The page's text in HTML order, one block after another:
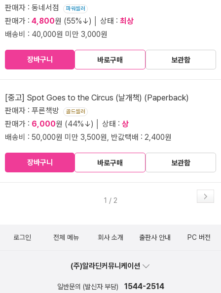
판매자 : 동네서점 파워셀러
판매가 : 4,800원 (55%↓) │ 상태 : 최상
배송비 : 40,000원 미만 3,000원
장바구니 바로구매 보관함
[중고] Spot Goes to the Circus (날개책) (Paperback)
판매자 : 푸른책방 골드셀러
판매가 : 6,000원 (44%↓) │ 상태 : 상
배송비 : 50,000원 미만 3,500원, 반값택배 : 2,400원
장바구니 바로구매 보관함
1 / 2
로그인 전체 메뉴 회사 소개 출판사 안내 PC 버전
(주)알라딘커뮤니케이션
일반문의 (발신자 부담) 1544-2514